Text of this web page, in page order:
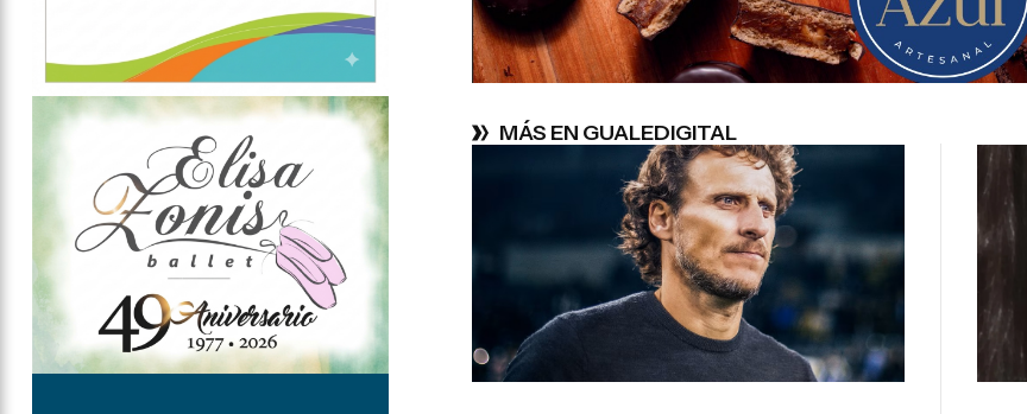
MÁS EN GUALEDIGITAL